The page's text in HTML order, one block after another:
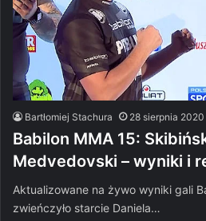
Bartłomiej Stachura 28 sierpnia 2020
Babilon MMA 15:
Medvedovski – wyniki i
Aktualizowane na żywo wyniki gali
zwieńczyło starcie Daniela…